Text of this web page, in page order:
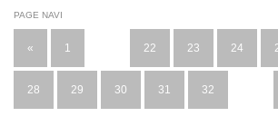
PAGE NAVI
« 1 22 23 24
28 29 30 31 32